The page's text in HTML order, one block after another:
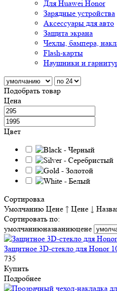
Для Huawei Honor
Зарядные устройства
Аксессуары для авто
Защита экрана
Чехлы, бампера,
Flash-карты
Наушники и
Подобрать товар
Цена
Цвет
Сортировка
Умолчанию Цене ↑ Цене ↓
Сортировать по:
умолчаниюназваниюцене
Защитное 3D-стекло для Honor
735
Купить
Подробнее